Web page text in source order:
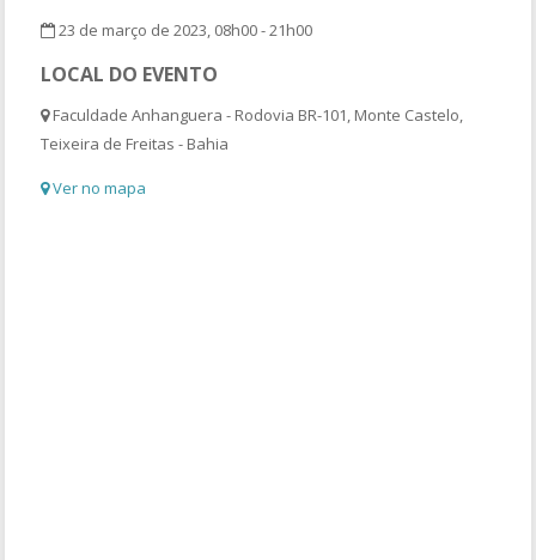
23 de março de 2023, 08h00 - 21h00
LOCAL DO EVENTO
Faculdade Anhanguera - Rodovia BR-101, Monte Castelo,
Teixeira de Freitas - Bahia
Ver no mapa